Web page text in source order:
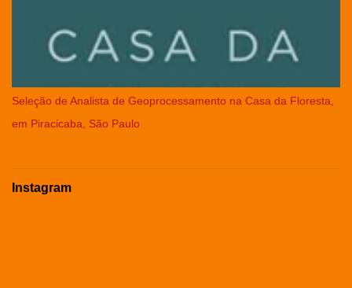
Seleção de Analista de Geoprocessamento na Casa da Floresta,
em Piracicaba, São Paulo
Instagram